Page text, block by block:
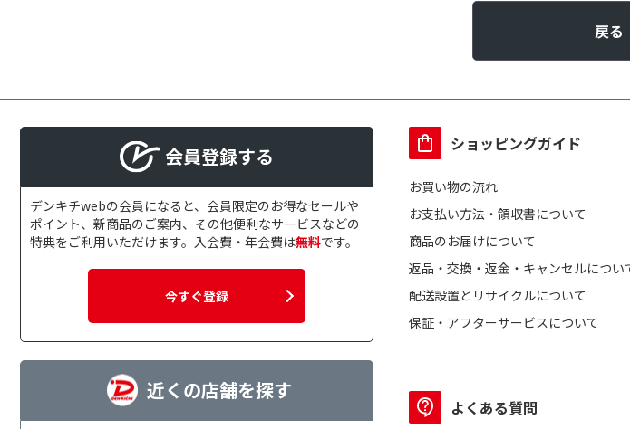
戻る
会員登録する
デンキチwebの会員になると、会員限定のお得なセールや
ポイント、新商品のご案内、その他便利なサービスなどの
特典をご利用いただけます。入会費・年会費は無料です。
今すぐ登録
近くの店舗を探す
ショッピングガイド
お買い物の流れ
お支払い方法・領収書について
商品のお届けについて
返品・交換・返金・キャンセルについ
配送設置とリサイクルについて
保証・アフターサービスについて
よくある質問